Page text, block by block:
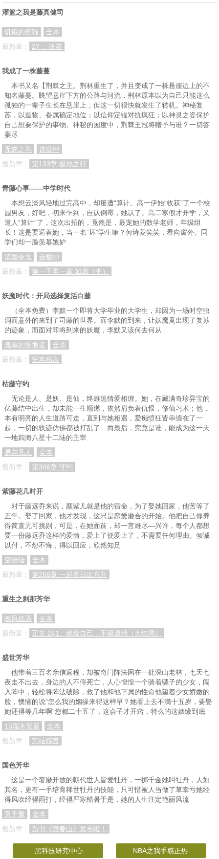
037 奇招
签约感言
045 送走客人 046 喝两杯 048 教科书
049 师生情 050 二元一次方程 051 一蹦三尺高
052 机不可失 053 后生可畏 054 传染病
055 一招制敌
058 有来无回（3） 059 有来无回（4）
064 蛛丝马迹 065 家长 066 接受任务
067 瑞丽 068 危险瞬间 069 逃生
070 觉悟 071 英雄 072 挖墙脚的高手
073 精彩演讲
076 铁皮房 077 又老又丑
085 她太美了 086 命途 087 内心独白
088 一步一步
091 消化不良
100 步入陷阱 101 三十六计走为上计 102 后知后觉
103 卤水点豆腐 104 司法程序 105 敲山震虎
0108 它叫华瑞
107 还差半个小时
118 看场地 119 目瞪口呆 120 开满鲜花的草鞋
121 王蔷与露丝 122 杯光交错 123 博爱的胸怀
127 意志坚定等吃鸡 128 德行使然
133 悲惨的爱情故事?
136 意外惊喜
139 用心良苦 140 我愿意签合同 141 再遇舒雅
142 人类灵魂的栖息地
145 豹猫王 146 挨一闷棍 147 庄园雏形
148 瑞丽被打脸 149 声东击西 150 百合与牡丹
151 高奇的心愿 152 揍了他们五个的人 153 被刘华吓破了胆
154 自讨苦吃的提议
157 计划的第一步
160 达到预期效果
163 志同道合 164 高俊的心忽悠了一下 165 酒逢知己千杯少
166 运筹帷幄，决胜千里 167 郁闷驱散 168 刘华笑怼张清扬
169 听不懂人话
172 接站 173 你的意思是？
175 无巧不成书 177 怒其不争
灌篮之我是藤真健司
饥饿的熊猫
全本
最新章：
27： 决赛
我成了一株藤蔓
本书又名【荆棘之主。荆林重生了，并且变成了一株悬崖边上的不
知名藤蔓。眺望悬崖下方的公路与河流，荆林原本以为自己只能这么
孤独的一辈子生长在悬崖上，但这一切很快就发生了转机。神秘复
苏，以造物、眷属确定地位；以信仰定锚对抗疯狂；以神灵之姿保护
自己想要保护的事物。神秘的国度中，荆棘王冠将赠予与谁？一切答
案尽
无翅之鸟
连载中
最新章：
第133章 极地之行
青藤心事——中学时代
本想云淡风轻地过完高中，却屡遭“算计。高一伊始“收获”了一个校
园男友，好吧，初来乍到，自认倒霉，她认了。高二寒假才开学，又
遭人“算计”了，这次出招的，竟然是，最宠她的数学老师，年级组
长！这是要逼着她，当一名“坏”学生嘛？何诗菱笑笑，看向窗外。同
学们却一脸羡慕嫉妒
清颜令雪
连载中
最新章：
第一千零一章 如愿（中）
妖魔时代：开局选择复活白藤
（全本免费）李默一个即将大学毕业的大学生，却因为一场时空虫
洞而意外的来到了司藤的世界。而李默的到来，让妖魔竟出现了复苏
的迹象，而面对即将到来的妖魔，李默又该何去何从
孤单的徘徊者
全本
最新章：
完本感言
枯藤守约
无论是人、是妖、是仙，终难逃情爱相缠。她，在藏满奇珍异宝的
亿藤结中出生，却未能一生顺遂，依然肩负着仇恨，修仙习术；他，
本有明亮的人生道路可走，直到与她相遇，爱痴愤狂皆串缠在了一
起，一切的轨迹仿佛都被打乱了…而最后，究竟是谁，能成为这一天
一地四海八星十二陆的主宰
是与凡人
全本
最新章：
第306章 守约
紫藤花几时开
对于藤远乔来说，颜紫儿就是他的宿命，为了娶她回家，他苦等了
五年。娶了回家，他才发现，这只是恋爱磨合的开始。他把自己修养
得简直无可挑剔，可是，在她面前，却一言难尽—兴许，每个人都想
要一份藤远乔这样的爱情，爱上了便爱上了，不需要任何理由。倾诚
以付，不怨不悔，得以回应，欣然知足
空语陆
全本
最新章：
第268章 一起看日出东升
重生之刹那芳华
晚风低语
全本
最新章：
正文 241、燃烧自己，不留遗憾（大结局）
盛世芳华
他带着三百名亲信返程，却被奇门阵法困在一处深山老林，七天七
夜走不出去，身边的人不停死亡，人心惶惶一个骑着骡子的少女，闯
入阵中，轻松将阵法破除，救了他和他下属的性命他望着少女娇嫩的
脸，懊恼的说“怎么我的姻缘来得这样早？她看上去不满十五岁，要娶
她还得等几年啊“您都二十五了，这会子才开窍，特么的这姻缘到底
15端木景晨
全本
最新章：
完结感言
国色芳华
这是一个奢靡开放的朝代世人皆爱牡丹，一掷千金她叫牡丹，人如
其名，更有一手培育稀世牡丹的技能，只可惜被人当做了草幸亏她经
得风吹经得雨打，经得严寒酷暑于是，她的人生注定艳丽风流
意千重
全本
最新章：
新书《澹春山》发布啦！
黑科技研究中心 NBA之我手感正热